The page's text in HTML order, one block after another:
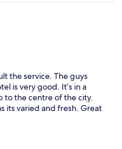
the service. The guys
is very good. It’s in a
to the centre of the city.
its varied and fresh. Great